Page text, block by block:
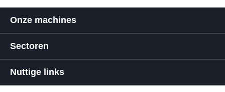
Onze machines
Sectoren
Nuttige links